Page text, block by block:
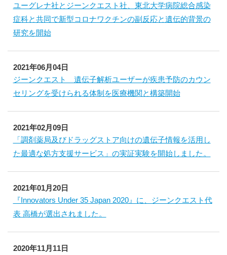
ユーグレナ社とジーンクエスト社、東北大学病院総合感染
症科と共同で新型コロナワクチンの副反応と遺伝的背景の
研究を開始
2021年06月04日
ジーンクエスト 遺伝子解析ユーザーが疾患予防のカウン
セリングを受けられる体制を医療機関と構築開始
2021年02月09日
「調剤薬局及びドラッグストア向けの遺伝子情報を活用し
た最適な処方支援サービス」の実証実験を開始しました。
2021年01月20日
『Innovators Under 35 Japan 2020』に、ジーンクエスト代
表 高橋が選出されました。
2020年11月11日